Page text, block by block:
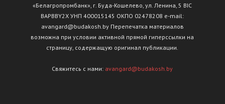
«Белагропромбанк», г. Буда-Кошелево, ул. Ленина, 5 BIC
BAPBBY2X УНП 400015145 ОКПО 02478208 e-mail:
avangard@budakosh.by Перепечатка материалов
возможна при условии активной прямой гиперссылки на
страницу, содержащую оригинал публикации.
Свяжитесь с нами: avangard@budakosh.by